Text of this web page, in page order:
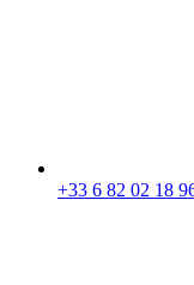
+33 6 82 02 18